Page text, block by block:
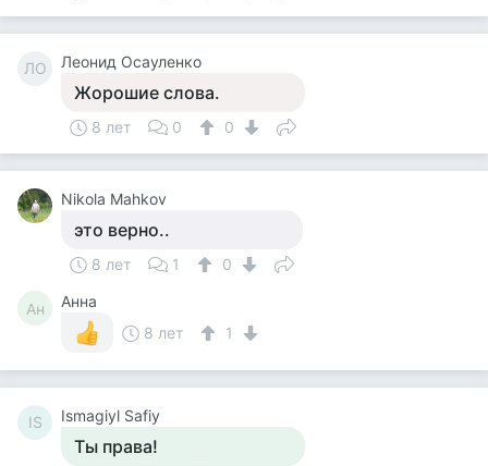
ЛО Леонид Осауленко
Жорошие слова.
8 лет 0 0
Nikola Mahkov
это верно..
8 лет 1 0
Ан
Анна
8 лет
1
IS Ismagiyl Safiy
Ты права!